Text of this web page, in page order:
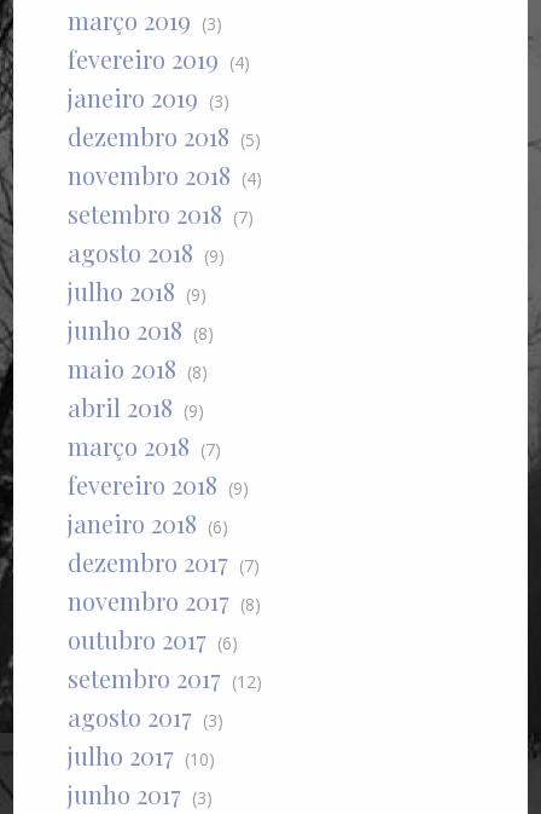
março 2019 (3)
fevereiro 2019 (4)
janeiro 2019 (3)
dezembro 2018 (5)
novembro 2018 (4)
setembro 2018 (7)
agosto 2018 (9)
julho 2018 (9)
junho 2018 (8)
maio 2018 (8)
abril 2018 (9)
março 2018 (7)
fevereiro 2018 (9)
janeiro 2018 (6)
dezembro 2017 (7)
novembro 2017 (8)
outubro 2017 (6)
setembro 2017 (12)
agosto 2017 (3)
julho 2017 (10)
junho 2017 (3)